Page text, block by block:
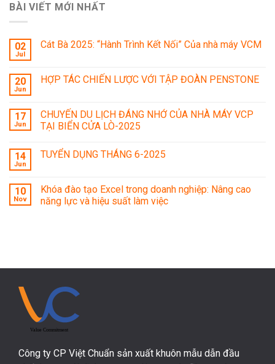
BÀI VIẾT MỚI NHẤT
02
Jul
Cát Bà 2025: “Hành Trình Kết Nối” Của nhà máy VCM
20
Jun
HỢP TÁC CHIẾN LƯỢC VỚI TẬP ĐOÀN PENSTONE
17
Jun
CHUYẾN DU LỊCH ĐÁNG NHỚ CỦA NHÀ MÁY VCP
TẠI BIỂN CỬA LÒ-2025
14
Jun
TUYỂN DỤNG THÁNG 6-2025
10
Nov
Khóa đào tạo Excel trong doanh nghiệp: Nâng cao
năng lực và hiệu suất làm việc
Công ty CP Việt Chuẩn sản xuất khuôn mẫu dẫn đầu